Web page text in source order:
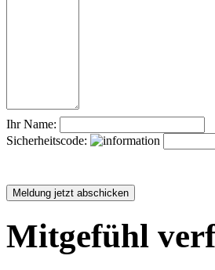
Ihr Name:
Sicherheitscode:
Mitgefühl